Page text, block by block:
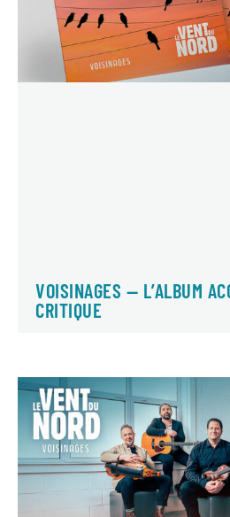
VOISINAGES — L’ALBUM
CRITIQUE